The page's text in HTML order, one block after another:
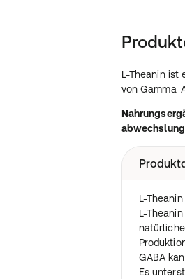
L-Theanin ist
von Gamma-
L-
L-
GABA
Es